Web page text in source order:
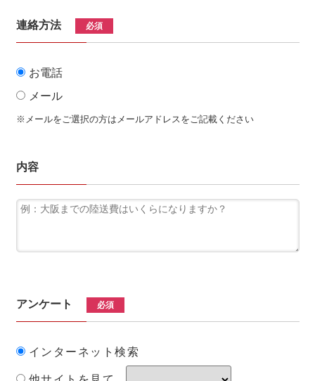
連絡方法 必須
お電話
メール
※メールをご選択の方はメールアドレスをご記載ください
内容
アンケート 必須
インターネット検索